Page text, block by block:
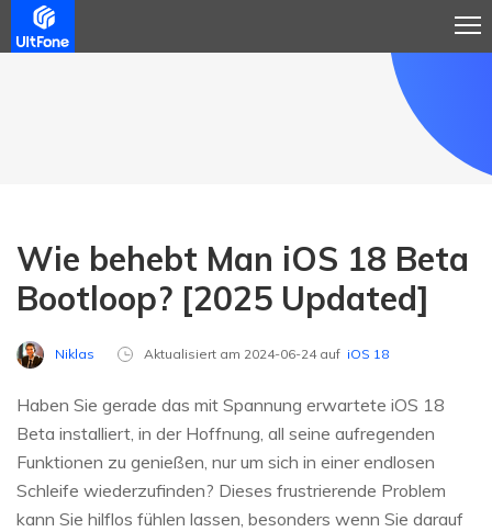
Wie behebt Man iOS 18 Beta
Bootloop? [2025 Updated]
Niklas Aktualisiert am 2024-06-24 auf iOS 18
Haben Sie gerade das mit Spannung erwartete iOS 18
Beta installiert, in der Hoffnung, all seine aufregenden
Funktionen zu genießen, nur um sich in einer endlosen
Schleife wiederzufinden? Dieses frustrierende Problem
kann Sie hilflos fühlen lassen, besonders wenn Sie darauf